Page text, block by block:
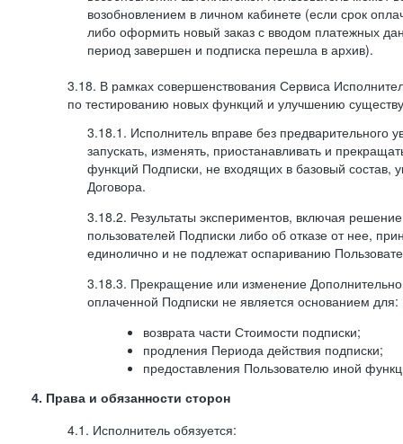
возобновлением в личном кабинете (если срок
либо оформить новый заказ с вводом платежных
период завершен и подписка перешла в архив).
3.18. В рамках совершенствования Сервиса
по тестированию новых функций и улучшению
3.18.1. Исполнитель вправе без предварительного
запускать, изменять, приостанавливать и
функций Подписки, не входящих в базовый состав,
Договора.
3.18.2. Результаты экспериментов, включая
пользователей Подписки либо об отказе от нее,
единолично и не подлежат оспариванию
3.18.3. Прекращение или изменение
оплаченной Подписки не является основанием для:
возврата части Стоимости подписки;
продления Периода действия подписки;
предоставления Пользователю иной
4. Права и обязанности сторон
4.1. Исполнитель обязуется: